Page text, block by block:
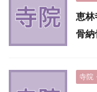
恵林
骨納
寺院